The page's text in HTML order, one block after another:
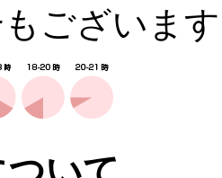
ございま